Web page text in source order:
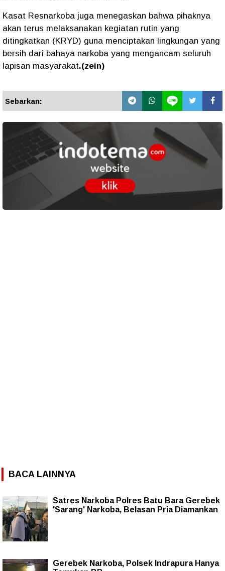
Kasat Resnarkoba juga menegaskan bahwa pihaknya
akan terus melaksanakan kegiatan rutin yang
ditingkatkan (KRYD) guna menciptakan lingkungan yang
bersih dari bahaya narkoba yang mengancam seluruh
lapisan masyarakat.(zein)
Sebarkan:
BACA LAINNYA
Satres Narkoba Polres Batu Bara Gerebek
'Sarang' Narkoba, Belasan Pria Diamankan
Gerebek Narkoba, Polsek Indrapura Hanya